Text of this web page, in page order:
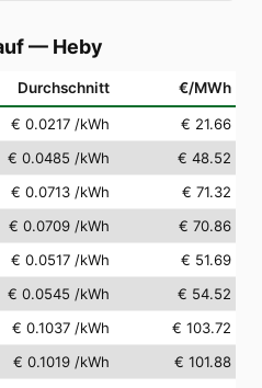
— Heby
Durchschnitt €/MWh
€ 0.0217 /kWh
€ 21.66
€ 0.0485 /kWh
€ 48.52
€ 0.0713 /kWh
€ 71.32
€ 0.0709 /kWh
€ 70.86
€ 0.0517 /kWh
€ 51.69
€ 0.0545 /kWh
€ 54.52
€ 0.1037 /kWh
€ 103.72
€ 0.1019 /kWh
€ 101.88